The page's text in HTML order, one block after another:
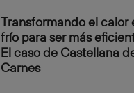
Transformando el calor
frío para ser más
El caso de Castellana
Carnes